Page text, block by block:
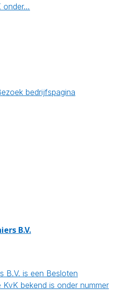
onder…
bedrijfspagina
B.V.
B.V. is een Besloten
bekend is onder nummer